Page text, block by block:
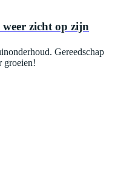
zicht op zijn
Gereedschap
groeien!